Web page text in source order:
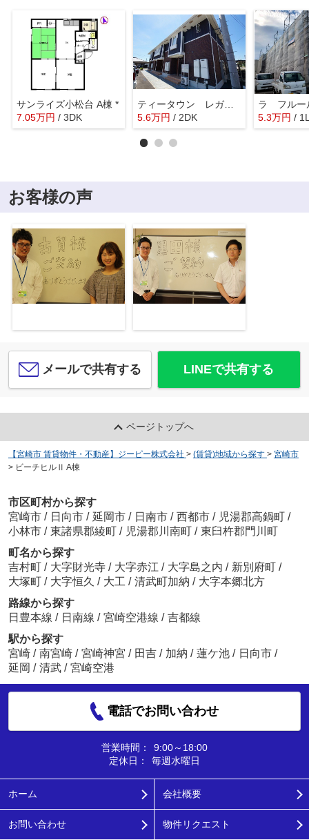
サンライズ小松台 A棟 *
7.05万円 / 3DK
ティータウン レガーロ Ｅ
5.6万円 / 2DK 5.3万円 /
お客様の声
メールで共有する LINEで共有する
ページトップへ
【宮崎市 賃貸物件・不動産】ジーピー株式会社 > (賃貸)地域から探す > 宮崎市
> ビーチヒルⅡ A棟
市区町村から探す
宮崎市 / 日向市 / 延岡市 / 日南市 / 西都市 / 児湯郡高鍋町 /
小林市 / 東諸県郡綾町 / 児湯郡川南町 / 東臼杵郡門川町
町名から探す
吉村町 / 大字財光寺 / 大字赤江 / 大字島之内 / 新別府町 /
大塚町 / 大字恒久 / 大工 / 清武町加納 / 大字本郷北方
路線から探す
日豊本線 / 日南線 / 宮崎空港線 / 吉都線
駅から探す
宮崎 / 南宮崎 / 宮崎神宮 / 田吉 / 加納 / 蓮ケ池 / 日向市 /
延岡 / 清武 / 宮崎空港
電話でお問い合わせ
営業時間：
9:00～18:00
定休日：
毎週水曜日
ホーム 会社概要
お問い合わせ 物件リクエスト